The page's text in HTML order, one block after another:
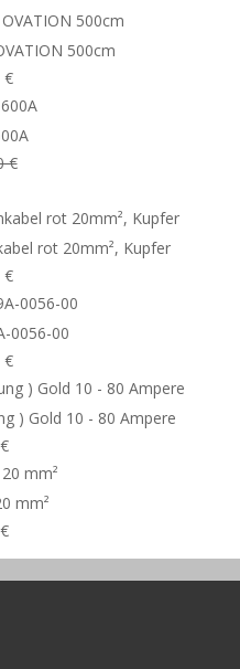
500cm
€
€
rot 20mm², Kupfer
€
0056-00
€
) Gold 10 - 80 Ampere
mm²